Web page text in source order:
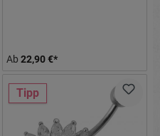
Ab 22,90 €*
Tipp